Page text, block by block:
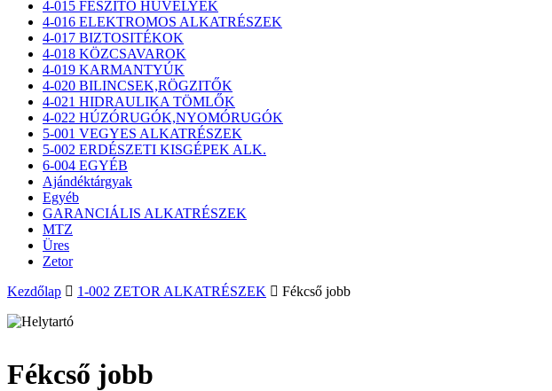
4-015 FESZITŐ HÜVELYEK
4-016 ELEKTROMOS ALKATRÉSZEK
4-017 BIZTOSITÉKOK
4-018 KÖZCSAVAROK
4-019 KARMANTYÚK
4-020 BILINCSEK,RÖGZITŐK
4-021 HIDRAULIKA TÖMLŐK
4-022 HÚZÓRUGÓK,NYOMÓRUGÓK
5-001 VEGYES ALKATRÉSZEK
5-002 ERDÉSZETI KISGÉPEK ALK.
6-004 EGYÉB
Ajándéktárgyak
Egyéb
GARANCIÁLIS ALKATRÉSZEK
MTZ
Üres
Zetor
Kezdőlap
1-002 ZETOR ALKATRÉSZEK Fékcső jobb
Fékcső jobb